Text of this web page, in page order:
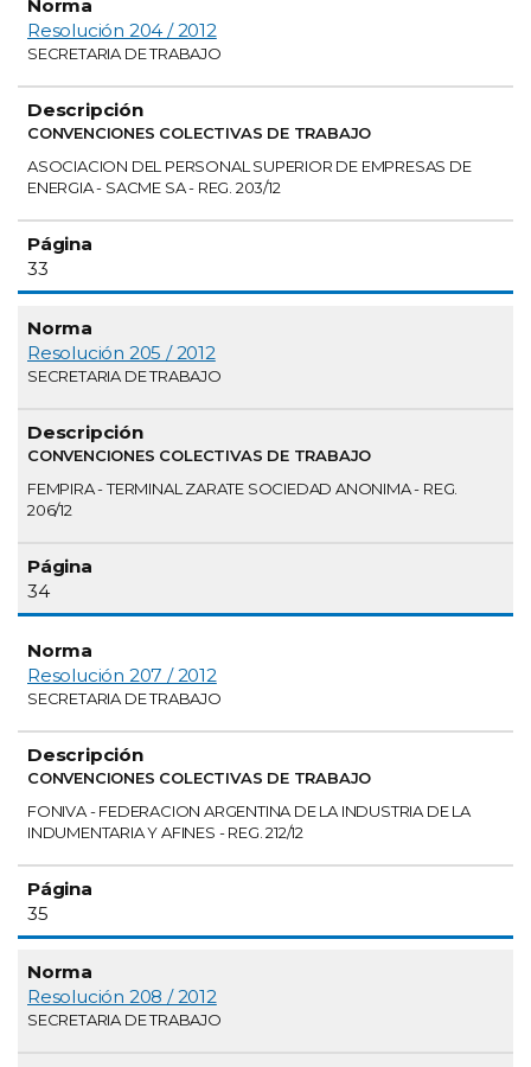
Resolución 204 / 2012
SECRETARIA DE TRABAJO
CONVENCIONES COLECTIVAS DE TRABAJO
ASOCIACION DEL PERSONAL SUPERIOR DE EMPRESAS DE
ENERGIA - SACME SA - REG. 203/12
33
Resolución 205 / 2012
SECRETARIA DE TRABAJO
CONVENCIONES COLECTIVAS DE TRABAJO
FEMPIRA - TERMINAL ZARATE SOCIEDAD ANONIMA - REG.
206/12
34
Resolución 207 / 2012
SECRETARIA DE TRABAJO
CONVENCIONES COLECTIVAS DE TRABAJO
FONIVA - FEDERACION ARGENTINA DE LA INDUSTRIA DE LA
INDUMENTARIA Y AFINES - REG. 212/12
35
Resolución 208 / 2012
SECRETARIA DE TRABAJO